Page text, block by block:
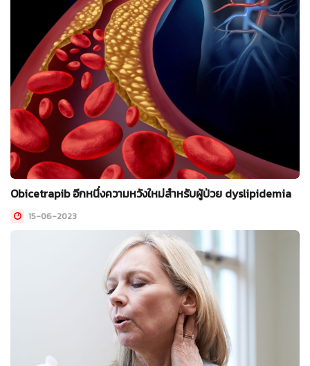
Obicetrapib อีกหนึ่งความหวังใหม่สำหรับผู้ป่วย dyslipidemia
15-06-2023